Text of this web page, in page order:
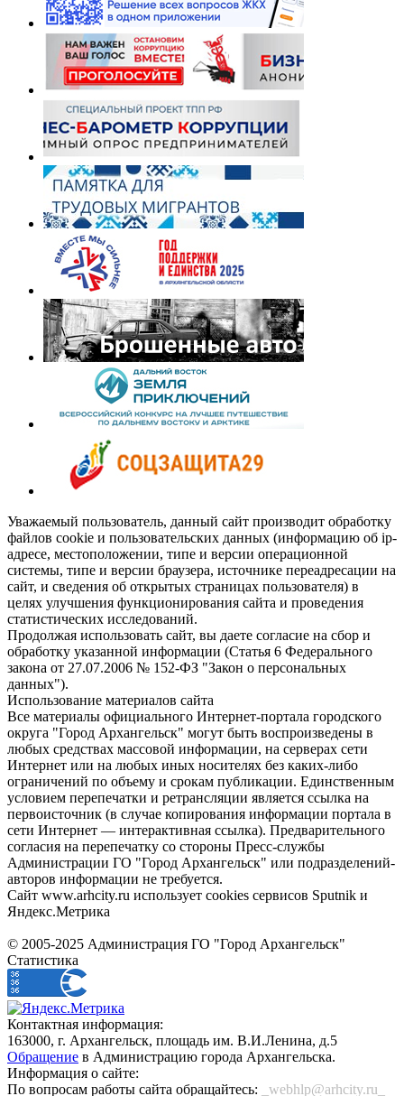
Уважаемый пользователь, данный сайт производит обработку
файлов cookie и пользовательских данных (информацию об ip-
адресе, местоположении, типе и версии операционной
системы, типе и версии браузера, источнике переадресации на
сайт, и сведения об открытых страницах пользователя) в
целях улучшения функционирования сайта и проведения
статистических исследований.
Продолжая использовать сайт, вы даете согласие на сбор и
обработку указанной информации (Статья 6 Федерального
закона от 27.07.2006 № 152-ФЗ "Закон о персональных
данных").
Использование материалов сайта
Все материалы официального Интернет-портала городского
округа "Город Архангельск" могут быть воспроизведены в
любых средствах массовой информации, на серверах сети
Интернет или на любых иных носителях без каких-либо
ограничений по объему и срокам публикации. Единственным
условием перепечатки и ретрансляции является ссылка на
первоисточник (в случае копирования информации портала в
сети Интернет — интерактивная ссылка). Предварительного
согласия на перепечатку со стороны Пресс-службы
Администрации ГО "Город Архангельск" или подразделений-
авторов информации не требуется.
Сайт www.arhcity.ru использует cookies сервисов Sputnik и
Яндекс.Метрика
© 2005-2025 Администрация ГО "Город Архангельск"
Статистика
Контактная информация:
163000, г. Архангельск, площадь им. В.И.Ленина, д.5
Обращение в Администрацию города Архангельска.
Информация о сайте:
По вопросам работы сайта обращайтесь:
_webhlp@arhcity.ru_